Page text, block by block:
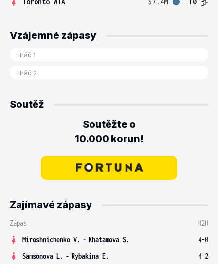
Toronto WTA $7.4M 10
Vzájemné zápasy
Soutěž
Soutěžte o
10.000 korun!
Zajímavé zápasy
Zápas
H2H
Miroshnichenko V. - Khatamova S.
4-0
Samsonova L. - Rybakina E.
4-2